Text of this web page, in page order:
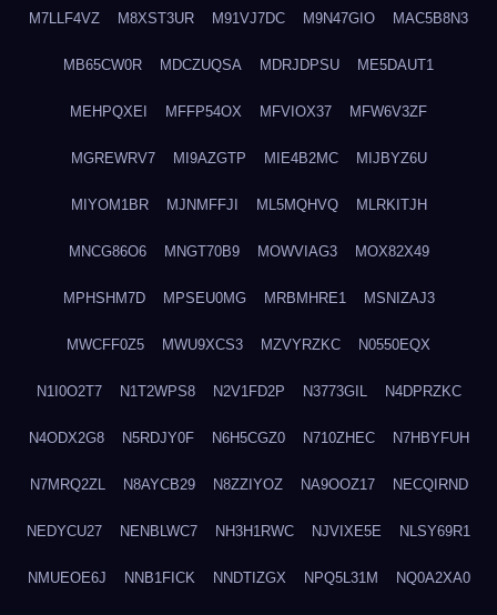
M7LLF4VZ M8XST3UR M91VJ7DC M9N47GIO MAC5B8N3
MB65CW0R MDCZUQSA MDRJDPSU ME5DAUT1
MEHPQXEI MFFP54OX MFVIOX37 MFW6V3ZF
MGREWRV7 MI9AZGTP MIE4B2MC MIJBYZ6U
MIYOM1BR MJNMFFJI ML5MQHVQ MLRKITJH
MNCG86O6 MNGT70B9 MOWVIAG3 MOX82X49
MPHSHM7D MPSEU0MG MRBMHRE1 MSNIZAJ3
MWCFF0Z5 MWU9XCS3 MZVYRZKC N0550EQX
N1I0O2T7 N1T2WPS8 N2V1FD2P N3773GIL N4DPRZKC
N4ODX2G8 N5RDJY0F N6H5CGZ0 N710ZHEC N7HBYFUH
N7MRQ2ZL N8AYCB29 N8ZZIYOZ NA9OOZ17 NECQIRND
NEDYCU27 NENBLWC7 NH3H1RWC NJVIXE5E NLSY69R1
NMUEOE6J NNB1FICK NNDTIZGX NPQ5L31M NQ0A2XA0